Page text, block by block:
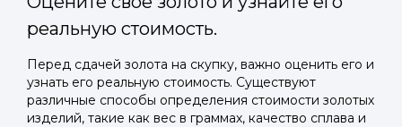
реальную стоимость.
Перед сдачей золота на скупку, важно оценить его и
узнать его реальную стоимость. Существуют
различные способы определения стоимости золотых
изделий, такие как вес в граммах, качество сплава и